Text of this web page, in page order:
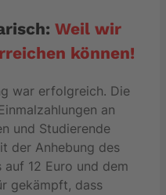
Weil wir
können!
war erfolgreich. Die
an
und Studierende
der Anhebung des
12 Euro und dem
gekämpft, dass